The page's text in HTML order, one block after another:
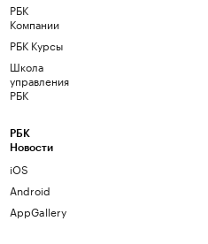
РБК
Компании
РБК Курсы
Школа
управления
РБК
РБК
Новости
iOS
Android
AppGallery